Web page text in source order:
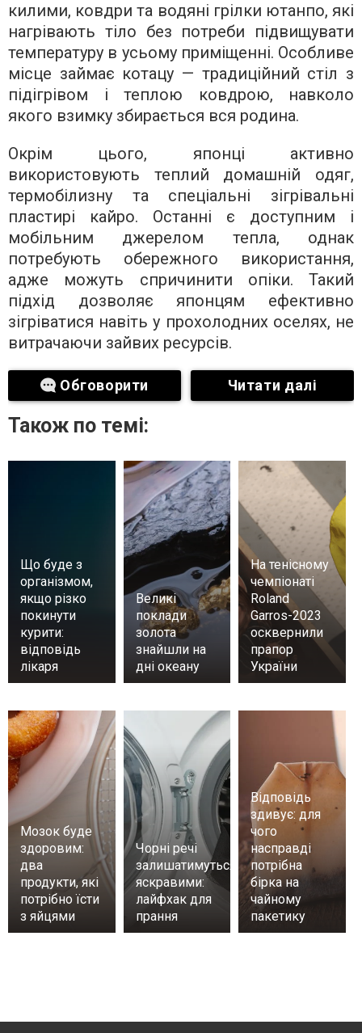
килими, ковдри та водяні грілки ютанпо, які
нагрівають тіло без потреби підвищувати
температуру в усьому приміщенні. Особливе
місце займає котацу — традиційний стіл з
підігрівом і теплою ковдрою, навколо
якого взимку збирається вся родина.
Окрім цього, японці активно
використовують теплий домашній одяг,
термобілизну та спеціальні зігрівальні
пластирі кайро. Останні є доступним і
мобільним джерелом тепла, однак
потребують обережного використання,
адже можуть спричинити опіки. Такий
підхід дозволяє японцям ефективно
зігріватися навіть у прохолодних оселях, не
витрачаючи зайвих ресурсів.
Обговорити Читати далі
Також по темі:
Що буде з
організмом,
якщо різко
покинути
курити:
відповідь
лікаря
Великі
поклади
золота
знайшли на
дні океану
На тенісному
чемпіонаті
Roland
Garros-2023
осквернили
прапор
України
Мозок буде
здоровим:
два
продукти, які
потрібно їсти
з яйцями
Чорні речі
залишатимуться
яскравими:
лайфхак для
прання
Відповідь
здивує: для
чого
насправді
потрібна
бірка на
чайному
пакетику